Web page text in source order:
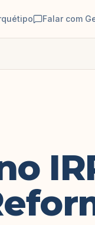
Falar com